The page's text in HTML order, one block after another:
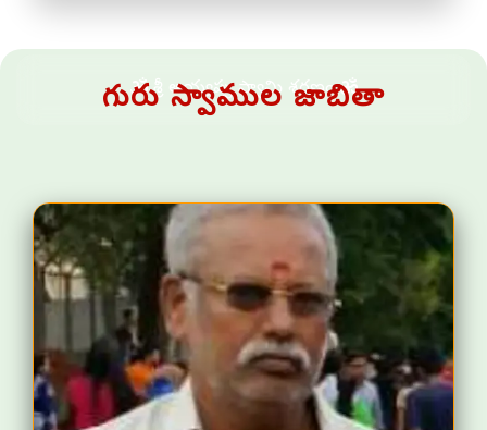
శ్రీ అయ్యప్ప స్వామి శరణం
గురు స్వాముల జాబితా